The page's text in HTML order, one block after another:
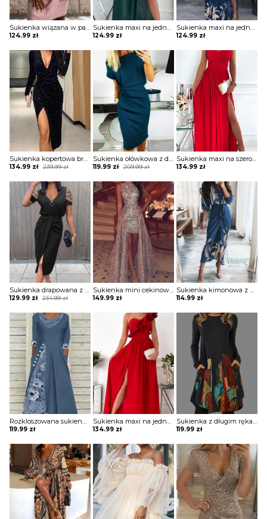
Sukienka wiązana w pasie z krótkimi koronkowymi rękawami
124.99 zł
Sukienka maxi na jedno ramię z drapowaniem
124.99 zł
Sukienka maxi na jedno ramię z zabudowanym dekoltem
124.99 zł
Sukienka kopertowa brokatowa z drapowaniem
239.99zł
Original
was:
239.99 zł.
134.99 zł
Current
is:
134.99 zł.
Sukienka ołówkowa z drapowaniem i dekoltem w łódkę
209.99zł
Original
was:
209.99 zł.
119.99 zł
Current
is:
119.99 zł.
Sukienka maxi na szerokich ramiączkach z kopertową górą i rozporkiem
134.99 zł
Sukienka drapowana z zamkiem i ozdobnymi paskami na ramionach
234.99zł
Original
was:
234.99 zł.
129.99 zł
Current
is:
129.99 zł.
Sukienka mini cekinowa z długą spódnicą
149.99 zł
Sukienka kimonowa z drapowaniem
114.99 zł
Rozkloszowana sukienka z ozdobnymi wstawkami
119.99 zł
Sukienka maxi na jedno ramię z falbaną
134.99 zł
Sukienka z długim rękawem z kieszeniami
119.99 zł